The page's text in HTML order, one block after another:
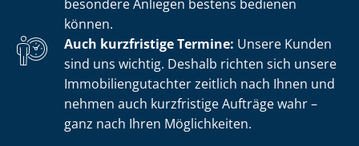
besondere Anliegen bestens bedienen
können.
Auch kurzfristige Termine: Unsere Kunden
sind uns wichtig. Deshalb richten sich unsere
Im­mo­bi­li­en­gut­ach­ter zeitlich nach Ihnen und
nehmen auch kurzfristige Aufträge wahr –
ganz nach Ihren Möglichkeiten.